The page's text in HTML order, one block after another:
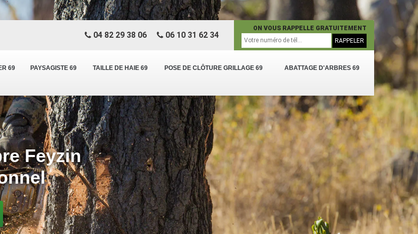
69 PAYSAGISTE 69 TAILLE DE HAIE 69 POSE DE CLÔTURE GRILLAGE 69 ABATTAGE D'ARBRES 69
04 82 29 38 06 06 10 31 62 34
ON VOUS RAPPELLE GRATUITEMENT
Feyzin